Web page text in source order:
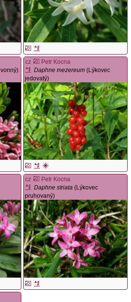
cz
Petr Kocna
Daphne mezereum (Lýkovec
jedovatý)
cz
Petr Kocna
Daphne striata (Lýkovec
pruhovaný)